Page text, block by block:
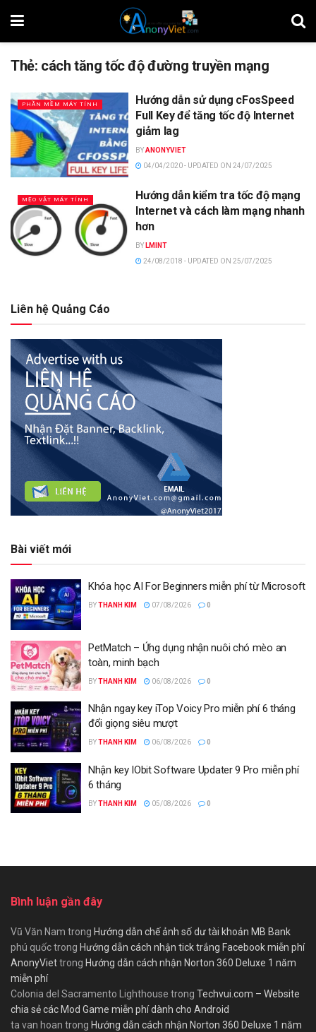
Thẻ: cách tăng tốc độ đường truyền mạng
PHẦN MỀM MÁY TÍNH
Hướng dẫn sử dụng cFosSpeed
Full Key để tăng tốc độ Internet
giảm lag
BYANONYVIET
04/04/2020 - UPDATED ON 24/07/2025
MẸO VẶT MÁY TÍNH
Hướng dẫn kiểm tra tốc độ mạng
Internet và cách làm mạng nhanh
hơn
BY LMINT
24/08/2018 - UPDATED ON 25/07/2025
Liên hệ Quảng Cáo
Bài viết mới
Khóa học AI For Beginners miễn phí từ Microsoft
BYTHANH KIM 07/08/2026 0
PetMatch – Ứng dụng nhận nuôi chó mèo an
toàn, minh bạch
BYTHANH KIM 06/08/2026 0
Nhận ngay key iTop Voicy Pro miễn phí 6 tháng
đổi giọng siêu mượt
BYTHANH KIM 06/08/2026 0
Nhận key IObit Software Updater 9 Pro miễn phí
6 tháng
BYTHANH KIM 05/08/2026 0
Bình luận gần đây
Vũ Văn Nam trong Hướng dẫn chế ảnh số dư tài khoản MB Bank
phú quốctrong Hướng dẫn cách nhận tick trắng Facebook miễn phí
AnonyViettrong Hướng dẫn cách nhận Norton 360 Deluxe 1 năm
miễn phí
Colonia del Sacramento Lighthouse trong Techvui.com – Website
chia sẻ các Mod Game miễn phí dành cho Android
ta van hoan trong Hướng dẫn cách nhận Norton 360 Deluxe 1 năm